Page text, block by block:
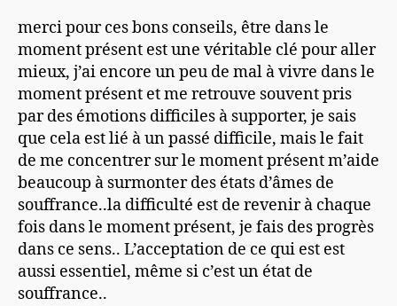
merci pour ces bons conseils, être dans le
moment présent est une véritable clé pour aller
mieux, j’ai encore un peu de mal à vivre dans le
moment présent et me retrouve souvent pris
par des émotions difficiles à supporter, je sais
que cela est lié à un passé difficile, mais le fait
de me concentrer sur le moment présent m’aide
beaucoup à surmonter des états d’âmes de
souffrance..la difficulté est de revenir à chaque
fois dans le moment présent, je fais des progrès
dans ce sens.. L’acceptation de ce qui est est
aussi essentiel, même si c’est un état de
souffrance..